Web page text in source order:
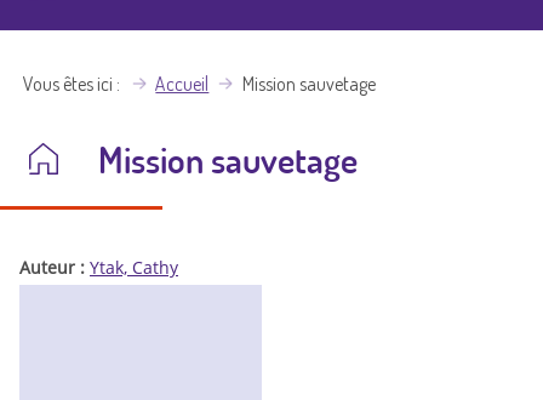
Vous êtes ici Accueil Mission sauvetage
Mission sauvetage
Auteur : Ytak, Cathy